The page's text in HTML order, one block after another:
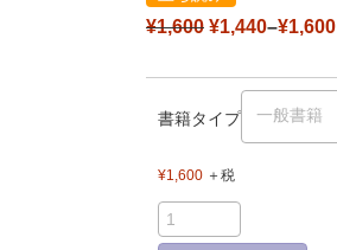
¥1,600 ¥1,440–¥1,600
書籍タイプ
¥1,600 ＋税